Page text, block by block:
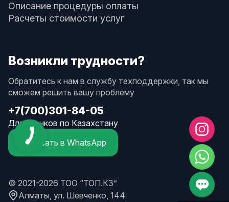
Описание процедуры оплаты
Расчеты стоимости услуг
Возникли трудности?
Обратитесь к нам в службу техподдержки, так мы
сможем решить вашу проблему
+7(700)301-84-05
Для звонков по Казахстану
Написать в WhatsApp
© 2021-2026 ТОО “ТОП.КЗ”
Алматы, ул. Шевченко, 144